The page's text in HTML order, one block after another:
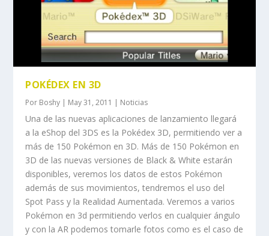
POKÉDEX EN 3D
Por Boshy | May 31, 2011 | Noticias
Una de las nuevas aplicaciones de lanzamiento llegará
a la eShop del 3DS es la Pokédex 3D, permitiendo ver a
más de 150 Pokémon en 3D. Más de 150 Pokémon en
3D de las nuevas versiones de Black & White estarán
disponibles, veremos los datos de estos Pokémon
además de sus movimientos, tendremos el uso del
Spot Pass y la Realidad Aumentada. Veremos a varios
Pokémon en 3d permitiendo verlos en cualquier ángulo
y con la AR podemos tomarle fotos como es el caso de